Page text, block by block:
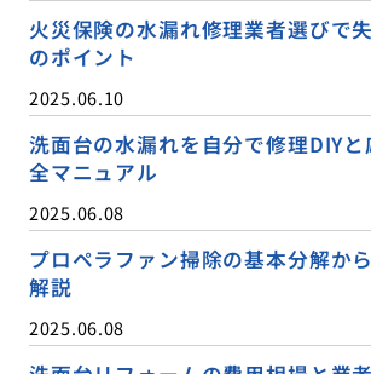
火災保険の水漏れ修理業者選びで
のポイント
2025.06.10
洗面台の水漏れを自分で修理DIY
全マニュアル
2025.06.08
プロペラファン掃除の基本分解か
解説
2025.06.08